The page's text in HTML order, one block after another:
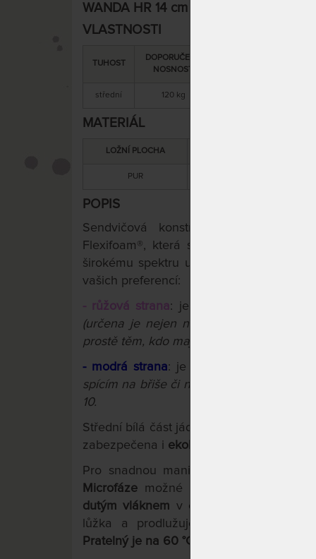
WANDA HR 14 cm - vzdušná matrace
VLASTNOSTI
TUHOST
DOPORUČENÁ
NOSNOST
střední 120 kg
MATERIÁL
LOŽNÍ PLOCHA
PUR
POPIS
Sendvičová konstrukce matrace
Flexifoam®, která se vyznačuje
širokému spektru uživatelů. Dvě strany
vašich preferencí:
- růžová strana: je měkčí, s
(určena je nejen něžnějšímu pohlaví,
prostě těm, kdo mají rádi měkčí matrace),
- modrá strana: je tužší, rovná a bez
spícím na břiše či na zádech, menším
10.
Střední bílá část jádra je zvlněná a díky
zabezpečena i ekologickým lepením
Pro snadnou manipulaci a možnost
Microfáze možné rozzipovat na dvě
dutým vláknem v obou dílech
lůžka a prodlužuje životnost
Pratelný je na 60 °C.